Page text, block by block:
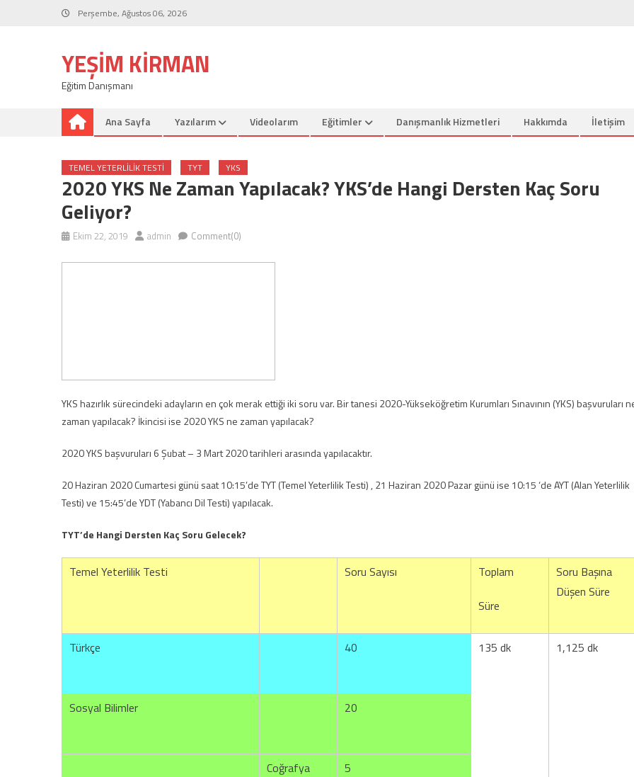
Perşembe, Ağustos 06, 2026
YEŞIM KIRMAN
Eğitim Danışmanı
Ana Sayfa Yazılarım Videolarım Eğitimler Danışmanlık Hizmetleri Hakkımda İletişim
TEMEL YETERLILIK TESTI TYT YKS
2020 YKS Ne Zaman Yapılacak? YKS’de Hangi Dersten Kaç Soru
Geliyor?
Ekim 22, 2019 admin Comment(0)
YKS hazırlık sürecindeki adayların en çok merak ettiği iki soru var. Bir tanesi 2020-Yükseköğretim Kurumları Sınavının (YKS) başvuruları
zaman yapılacak? İkincisi ise 2020 YKS ne zaman yapılacak?
2020 YKS başvuruları 6 Şubat – 3 Mart 2020 tarihleri arasında yapılacaktır.
20 Haziran 2020 Cumartesi günü saat 10:15’de TYT (Temel Yeterlilik Testi) , 21 Haziran 2020 Pazar günü ise 10:15 ‘de AYT (Alan Yeterlilik
Testi) ve 15:45’de YDT (Yabancı Dil Testi) yapılacak.
TYT’de Hangi Dersten Kaç Soru Gelecek?
Temel Yeterlilik Testi Soru Sayısı
Toplam
Süre
Soru Başına
Düşen Süre
Türkçe 40 135 dk 1,125 dk
Sosyal Bilimler 20
Coğrafya 5